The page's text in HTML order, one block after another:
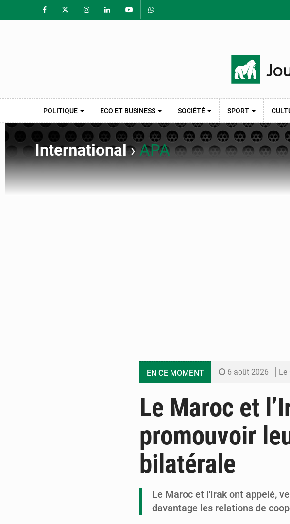
POLITIQUE ECO ET BUSINESS SOCIÉTÉ SPORT
International›APA
EN CE MOMENT 6 août 2026 Le
5 août 2026
5 août 2026
5 août 2026
Le Maroc et
promouvoir
bilatérale
Le Maroc et l'Irak ont appelé,
davantage les relations de